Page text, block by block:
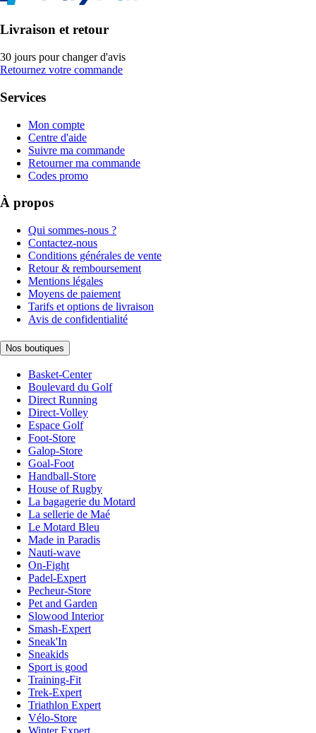
Livraison et retour
30 jours pour changer d'avis
Retournez votre commande
Services
Mon compte
Centre d'aide
Suivre ma commande
Retourner ma commande
Codes promo
À propos
Qui sommes-nous ?
Contactez-nous
Conditions générales de vente
Retour & remboursement
Mentions légales
Moyens de paiement
Tarifs et options de livraison
Avis de confidentialité
Nos boutiques
Basket-Center
Boulevard du Golf
Direct Running
Direct-Volley
Espace Golf
Foot-Store
Galop-Store
Goal-Foot
Handball-Store
House of Rugby
La bagagerie du Motard
La sellerie de Maé
Le Motard Bleu
Made in Paradis
Nauti-wave
On-Fight
Padel-Expert
Pecheur-Store
Pet and Garden
Slowood Interior
Smash-Expert
Sneak'In
Sneakids
Sport is good
Training-Fit
Trek-Expert
Triathlon Expert
Vélo-Store